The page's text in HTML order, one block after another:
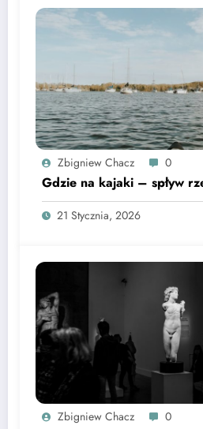
Zbigniew Chacz 0
Gdzie na kajaki – spływ
21 Stycznia, 2026
Zbigniew Chacz 0